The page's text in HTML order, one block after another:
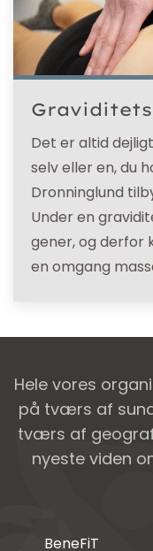
Det er altid
selv eller en, du
Dronninglund
Under en
gener, og
en omgang
Hele vores
på tværs af
tværs af
nyeste viden
BeneFiT